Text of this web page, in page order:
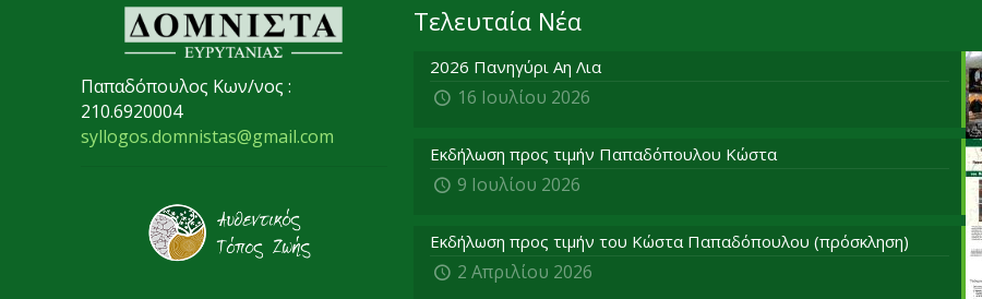
Παπαδόπουλος Κων/νος :
210.6920004
syllogos.domnistas@gmail.com
Τελευταία Νέα
2026 Πανηγύρι Αη Λια
16 Ιουλίου 2026
Εκδήλωση προς τιμήν Παπαδόπουλου Κώστα
9 Ιουλίου 2026
Εκδήλωση προς τιμήν του Κώστα Παπαδόπουλου (πρόσκληση)
2 Απριλίου 2026